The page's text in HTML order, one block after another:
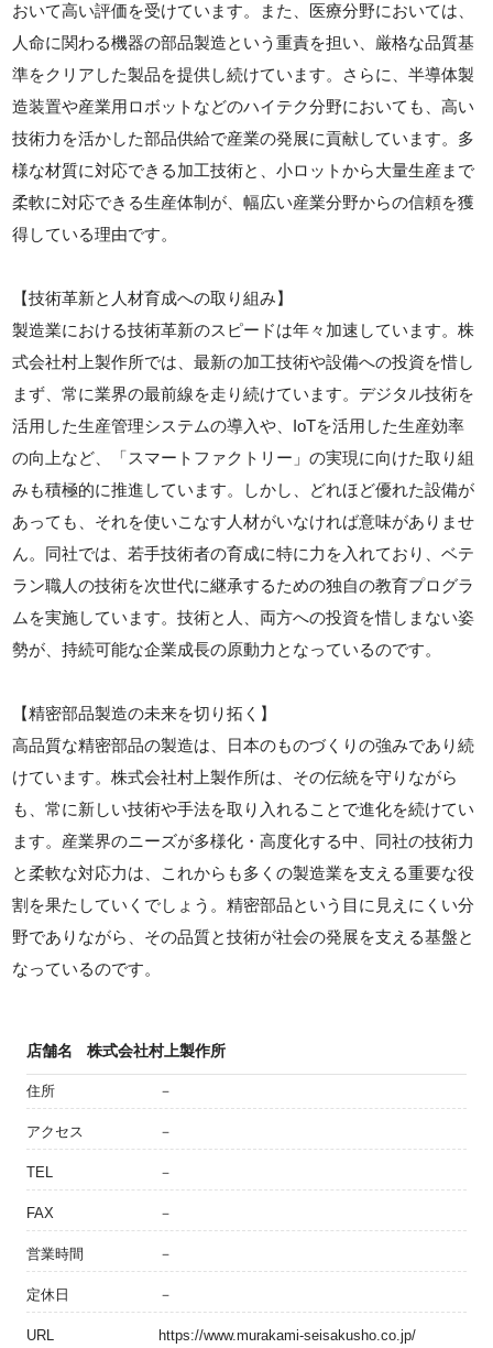
おいて高い評価を受けています。また、医療分野においては、
人命に関わる機器の部品製造という重責を担い、厳格な品質基
準をクリアした製品を提供し続けています。さらに、半導体製
造装置や産業用ロボットなどのハイテク分野においても、高い
技術力を活かした部品供給で産業の発展に貢献しています。多
様な材質に対応できる加工技術と、小ロットから大量生産まで
柔軟に対応できる生産体制が、幅広い産業分野からの信頼を獲
得している理由です。
【技術革新と人材育成への取り組み】
製造業における技術革新のスピードは年々加速しています。株
式会社村上製作所では、最新の加工技術や設備への投資を惜し
まず、常に業界の最前線を走り続けています。デジタル技術を
活用した生産管理システムの導入や、IoTを活用した生産効率
の向上など、「スマートファクトリー」の実現に向けた取り組
みも積極的に推進しています。しかし、どれほど優れた設備が
あっても、それを使いこなす人材がいなければ意味がありませ
ん。同社では、若手技術者の育成に特に力を入れており、ベテ
ラン職人の技術を次世代に継承するための独自の教育プログラ
ムを実施しています。技術と人、両方への投資を惜しまない姿
勢が、持続可能な企業成長の原動力となっているのです。
【精密部品製造の未来を切り拓く】
高品質な精密部品の製造は、日本のものづくりの強みであり続
けています。株式会社村上製作所は、その伝統を守りながら
も、常に新しい技術や手法を取り入れることで進化を続けてい
ます。産業界のニーズが多様化・高度化する中、同社の技術力
と柔軟な対応力は、これからも多くの製造業を支える重要な役
割を果たしていくでしょう。精密部品という目に見えにくい分
野でありながら、その品質と技術が社会の発展を支える基盤と
なっているのです。
店舗名 株式会社村上製作所
住所 －
アクセス －
TEL －
FAX －
営業時間 －
定休日 －
URL https://www.murakami-seisakusho.co.jp/